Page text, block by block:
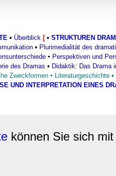
möglicherweise mit weiteren
Ihrer Nutzung der
▪ Überblick [ ▪ STRUKTUREN
▪ Plurimedialität des
▪ Perspektiven und
des Dramas ▪ Didaktik: Das Drama
Zweckformen ▪ Literaturgeschichte ▪
UND INTERPRETATION EINES
können Sie sich